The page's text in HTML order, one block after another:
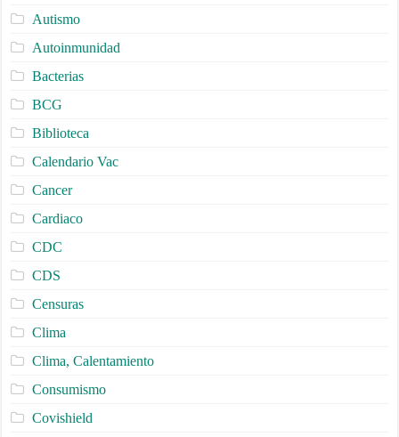
Autismo
Autoinmunidad
Bacterias
BCG
Biblioteca
Calendario Vac
Cancer
Cardiaco
CDC
CDS
Censuras
Clima
Clima, Calentamiento
Consumismo
Covishield